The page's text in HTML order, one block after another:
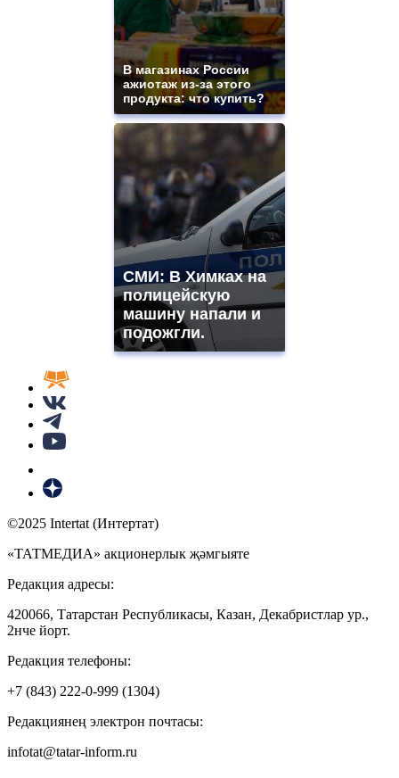
В магазинах России
ажиотаж из-за этого
продукта: что купить?
СМИ: В Химках на
полицейскую
машину напали и
подожгли.
©2025 Intertat (Интертат)
«ТАТМЕДИА» акционерлык җәмгыяте
Редакция адресы:
420066, Татарстан Республикасы, Казан, Декабристлар ур.,
2нче йорт.
Редакция телефоны:
+7 (843) 222-0-999 (1304)
Редакциянең электрон почтасы:
infotat@tatar-inform.ru